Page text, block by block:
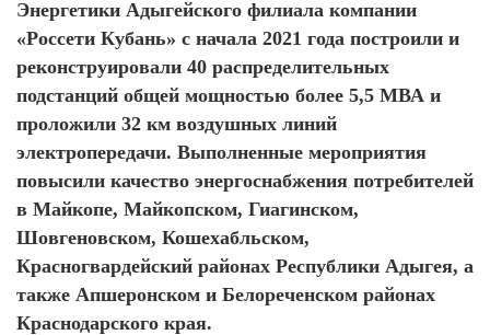
Энергетики Адыгейского филиала компании
«Россети Кубань» с начала 2021 года построили и
реконструировали 40 распределительных
подстанций общей мощностью более 5,5 МВА и
проложили 32 км воздушных линий
электропередачи. Выполненные мероприятия
повысили качество энергоснабжения потребителей
в Майкопе, Майкопском, Гиагинском,
Шовгеновском, Кошехабльском,
Красногвардейский районах Республики Адыгея, а
также Апшеронском и Белореченском районах
Краснодарского края.